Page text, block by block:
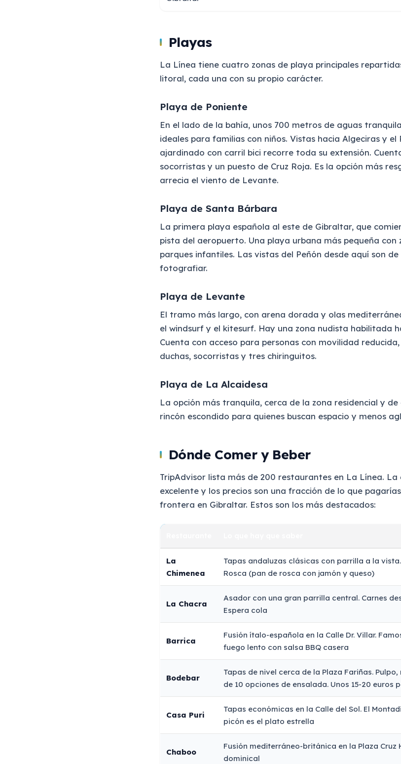
Playas
La Línea tiene cuatro zonas de playa principales
litoral, cada una con su propio carácter.
Playa de Poniente
En el lado de la bahía, unos 700 metros de aguas
ideales para familias con niños. Vistas hacia Algeciras y el
ajardinado con carril bici recorre toda su extensión.
socorristas y un puesto de Cruz Roja. Es la opción más
arrecia el viento de Levante.
Playa de Santa Bárbara
La primera playa española al este de Gibraltar, que
pista del aeropuerto. Una playa urbana más pequeña con
parques infantiles. Las vistas del Peñón desde aquí son
fotografiar.
Playa de Levante
El tramo más largo, con arena dorada y olas
el windsurf y el kitesurf. Hay una zona nudista habilitada
Cuenta con acceso para personas con movilidad
duchas, socorristas y tres chiringuitos.
Playa de La Alcaidesa
La opción más tranquila, cerca de la zona residencial y de
rincón escondido para quienes buscan espacio y menos
Dónde Comer y Beber
TripAdvisor lista más de 200 restaurantes en La Línea. La
excelente y los precios son una fracción de lo que
frontera en Gibraltar. Estos son los más destacados:
La
Chimenea
Tapas andaluzas clásicas con parrilla a la
Rosca (pan de rosca con jamón y queso)
La Chacra
Asador con una gran parrilla central. Carnes
Espera cola
Barrica
Fusión ítalo-española en la Calle Dr. Villar.
fuego lento con salsa BBQ casera
Bodebar
Tapas de nivel cerca de la Plaza Fariñas.
de 10 opciones de ensalada. Unos 15-20 euros
Casa Puri
Tapas económicas en la Calle del Sol. El
picón es el plato estrella
Chaboo
Fusión mediterráneo-británica en la Plaza Cruz
dominical